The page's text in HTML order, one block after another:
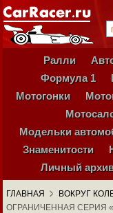
Ралли
Формула 1
Мотогонки
Модельки
Знаменитости
Личный
ГЛАВНАЯ ВОКРУГ
ОГРАНИЧЕННАЯ СЕРИЯ